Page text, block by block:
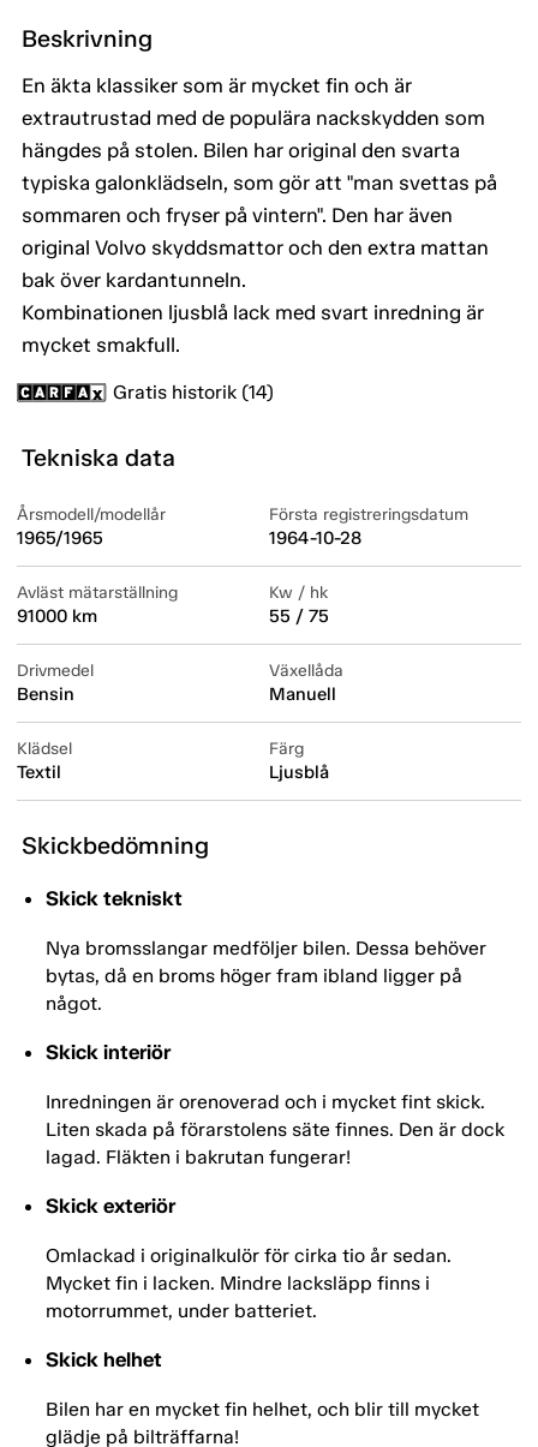
Beskrivning
En äkta klassiker som är mycket fin och är
extrautrustad med de populära nackskydden som
hängdes på stolen. Bilen har original den svarta
typiska galonklädseln, som gör att "man svettas på
sommaren och fryser på vintern". Den har även
original Volvo skyddsmattor och den extra mattan
bak över kardantunneln.
Kombinationen ljusblå lack med svart inredning är
mycket smakfull.
Gratis historik (14)
Tekniska data
Årsmodell/modellår
1965/1965
Första registreringsdatum
1964-10-28
Avläst mätarställning
91000 km
Kw / hk
55 / 75
Drivmedel
Bensin
Växellåda
Manuell
Klädsel
Textil
Färg
Ljusblå
Skickbedömning
Skick tekniskt
Nya bromsslangar medföljer bilen. Dessa behöver
bytas, då en broms höger fram ibland ligger på
något.
Skick interiör
Inredningen är orenoverad och i mycket fint skick.
Liten skada på förarstolens säte finnes. Den är dock
lagad. Fläkten i bakrutan fungerar!
Skick exteriör
Omlackad i originalkulör för cirka tio år sedan.
Mycket fin i lacken. Mindre lacksläpp finns i
motorrummet, under batteriet.
Skick helhet
Bilen har en mycket fin helhet, och blir till mycket
glädje på bilträffarna!